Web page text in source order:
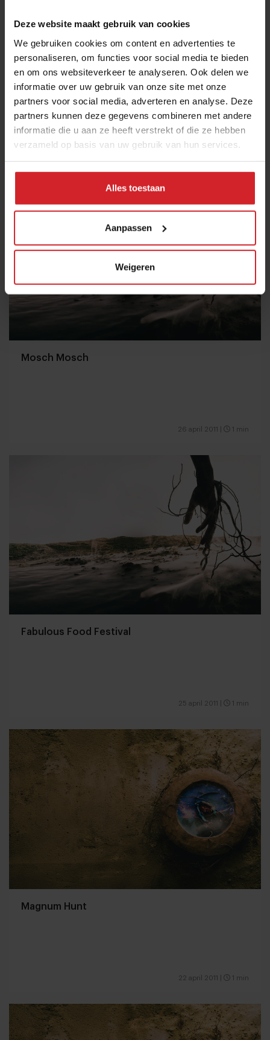
Deze website maakt gebruik van cookies
We gebruiken cookies om content en advertenties te
personaliseren, om functies voor social media te bieden
en om ons websiteverkeer te analyseren. Ook delen we
informatie over uw gebruik van onze site met onze
partners voor social media, adverteren en analyse. Deze
partners kunnen deze gegevens combineren met andere
informatie die u aan ze heeft verstrekt of die ze hebben
verzameld op basis van uw gebruik van hun services.
Alles toestaan
Aanpassen
Weigeren
Maoz New Amsterdam
Mosch Mosch
26 april 2011 1 min
Fabulous Food Festival
25 april 2011 1 min
Magnum Hunt
22 april 2011 1 min